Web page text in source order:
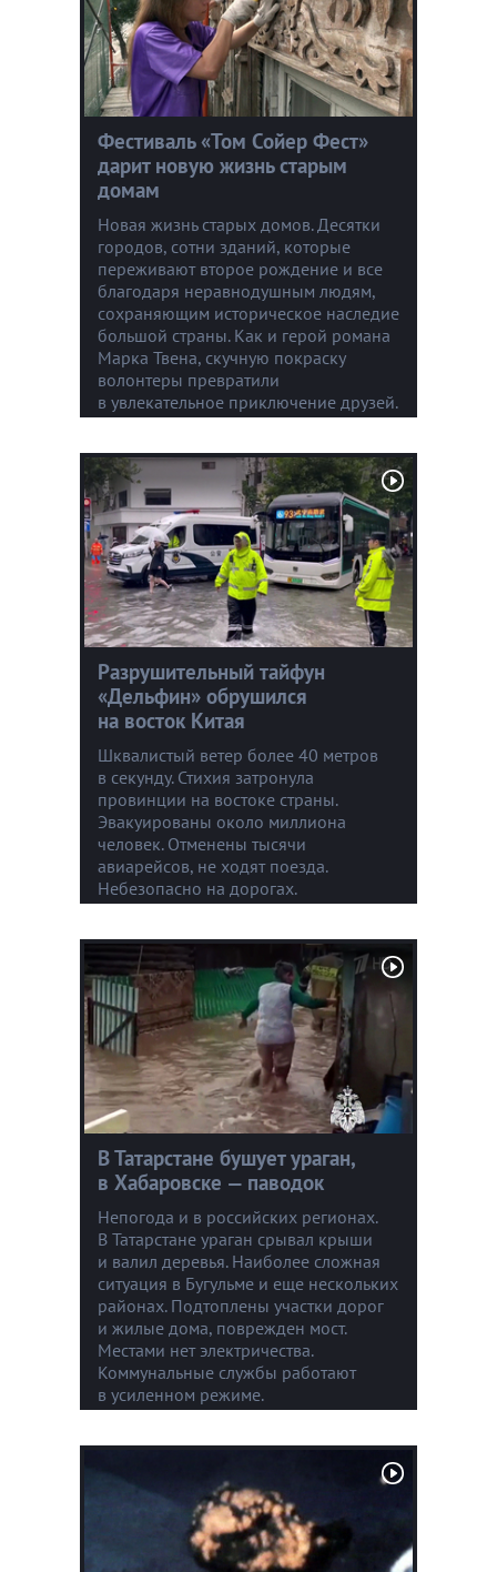
Фестиваль «Том Сойер Фест»
дарит новую жизнь старым
домам
Новая жизнь старых домов. Десятки
городов, сотни зданий, которые
переживают второе рождение и все
благодаря неравнодушным людям,
сохраняющим историческое наследие
большой страны. Как и герой романа
Марка Твена, скучную покраску
волонтеры превратили
в увлекательное приключение друзей.
Разрушительный тайфун
«Дельфин» обрушился
на восток Китая
Шквалистый ветер более 40 метров
в секунду. Стихия затронула
провинции на востоке страны.
Эвакуированы около миллиона
человек. Отменены тысячи
авиарейсов, не ходят поезда.
Небезопасно на дорогах.
В Татарстане бушует ураган,
в Хабаровске — паводок
Непогода и в российских регионах.
В Татарстане ураган срывал крыши
и валил деревья. Наиболее сложная
ситуация в Бугульме и еще нескольких
районах. Подтоплены участки дорог
и жилые дома, поврежден мост.
Местами нет электричества.
Коммунальные службы работают
в усиленном режиме.